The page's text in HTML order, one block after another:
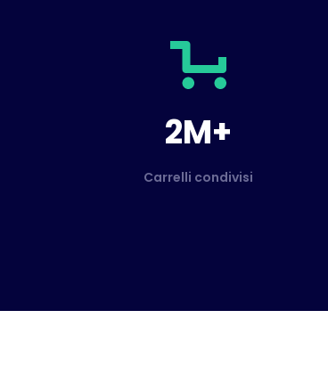
2M+
Carrelli condivisi